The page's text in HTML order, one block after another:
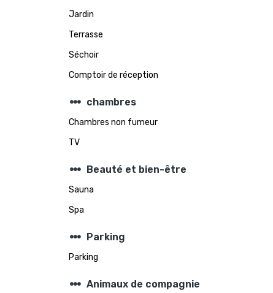
Jardin
Terrasse
Séchoir
Comptoir de réception
steppers chambres
Chambres non fumeur
TV
steppers Beauté et bien-être
Sauna
Spa
steppers Parking
Parking
steppers Animaux de compagnie